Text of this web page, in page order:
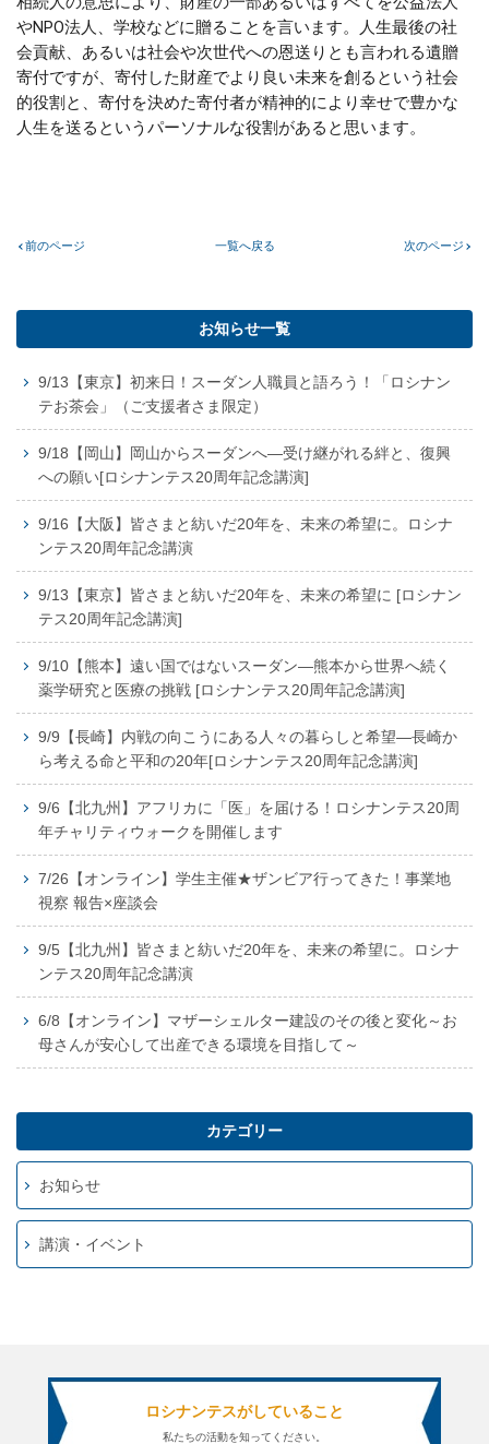
やNPO法人、学校などに贈ることを言います。人生最後の社
会貢献、あるいは社会や次世代への恩送りとも言われる遺贈
寄付ですが、寄付した財産でより良い未来を創るという社会
的役割と、寄付を決めた寄付者が精神的により幸せで豊かな
人生を送るというパーソナルな役割があると思います。
前のページ 一覧へ戻る 次のページ
お知らせ一覧
9/13【東京】初来日！スーダン人職員と語ろう！「ロシナン
テお茶会」（ご支援者さま限定）
9/18【岡山】岡山からスーダンへ―受け継がれる絆と、復興
への願い[ロシナンテス20周年記念講演]
9/16【大阪】皆さまと紡いだ20年を、未来の希望に。ロシナ
ンテス20周年記念講演
9/13【東京】皆さまと紡いだ20年を、未来の希望に [ロシナン
テス20周年記念講演]
9/10【熊本】遠い国ではないスーダン―熊本から世界へ続く
薬学研究と医療の挑戦 [ロシナンテス20周年記念講演]
9/9【長崎】内戦の向こうにある人々の暮らしと希望―長崎か
ら考える命と平和の20年[ロシナンテス20周年記念講演]
9/6【北九州】アフリカに「医」を届ける！ロシナンテス20周
年チャリティウォークを開催します
7/26【オンライン】学生主催★ザンビア行ってきた！事業地
視察 報告×座談会
9/5【北九州】皆さまと紡いだ20年を、未来の希望に。ロシナ
ンテス20周年記念講演
6/8【オンライン】マザーシェルター建設のその後と変化～お
母さんが安心して出産できる環境を目指して～
カテゴリー
お知らせ
講演・イベント
ロシナンテスがしていること
私たちの活動を知ってください。